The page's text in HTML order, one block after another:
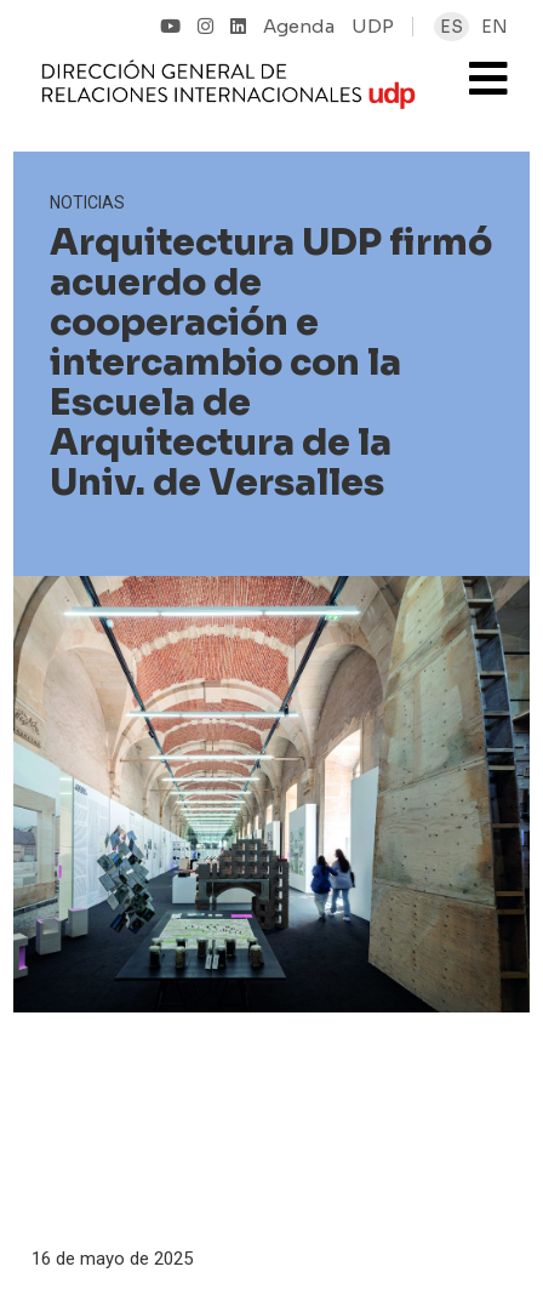
Agenda UDP ES EN
NOTICIAS
Arquitectura UDP firmó
acuerdo de
cooperación e
intercambio con la
Escuela de
Arquitectura de la
Univ. de Versalles
16 de mayo de 2025